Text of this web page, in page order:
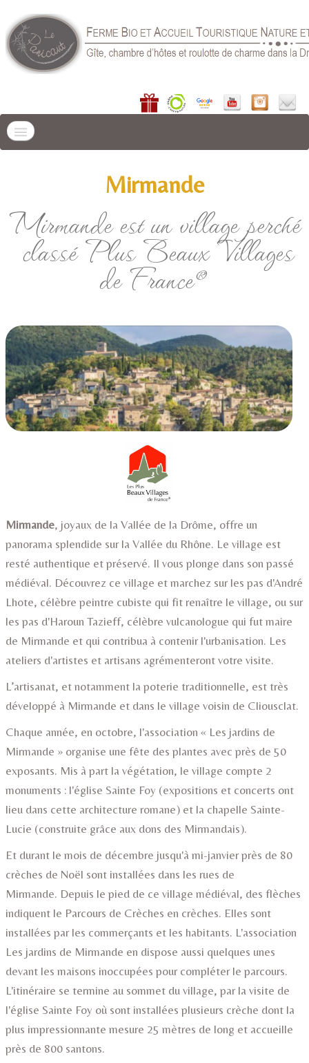
GÎTES ▼
CHAMBRE D'HÔTES
PRÉPARER VOTRE SÉJOUR
BLOG
📅︎ RÉSERVER▼
Mirmande
Mirmande est un village perché
classé Plus Beaux Villages
de France®
Mirmande, joyaux de la Vallée de la Drôme, offre un
panorama splendide sur la Vallée du Rhône. Le village est
resté authentique et préservé. Il vous plonge dans son passé
médiéval. Découvrez ce village et marchez sur les pas d'André
Lhote, célèbre peintre cubiste qui fit renaître le village, ou sur
les pas d'Haroun Tazieff, célèbre vulcanologue qui fut maire
de Mirmande et qui contribua à contenir l'urbanisation. Les
ateliers d'artistes et artisans agrémenteront votre visite.
L’artisanat, et notamment la poterie traditionnelle, est très
développé à Mirmande et dans le village voisin de Cliousclat.
Chaque année, en octobre, l'association « Les jardins de
Mirmande » organise une fête des plantes avec près de 50
exposants. Mis à part la végétation, le village compte 2
monuments : l'église Sainte Foy (expositions et concerts ont
lieu dans cette architecture romane) et la chapelle Sainte-
Lucie (construite grâce aux dons des Mirmandais).
Et durant le mois de décembre jusqu'à mi-janvier près de 80
crèches de Noël sont installées dans les rues de
Mirmande. Depuis le pied de ce village médiéval, des flèches
indiquent le Parcours de Crèches en crèches. Elles sont
installées par les commerçants et les habitants. L'association
Les jardins de Mirmande en dispose aussi quelques unes
devant les maisons inoccupées pour compléter le parcours.
L'itinéraire se termine au sommet du village, par la visite de
l'église Sainte Foy où sont installées plusieurs crèche dont la
plus impressionnante mesure 25 mètres de long et accueille
près de 800 santons.